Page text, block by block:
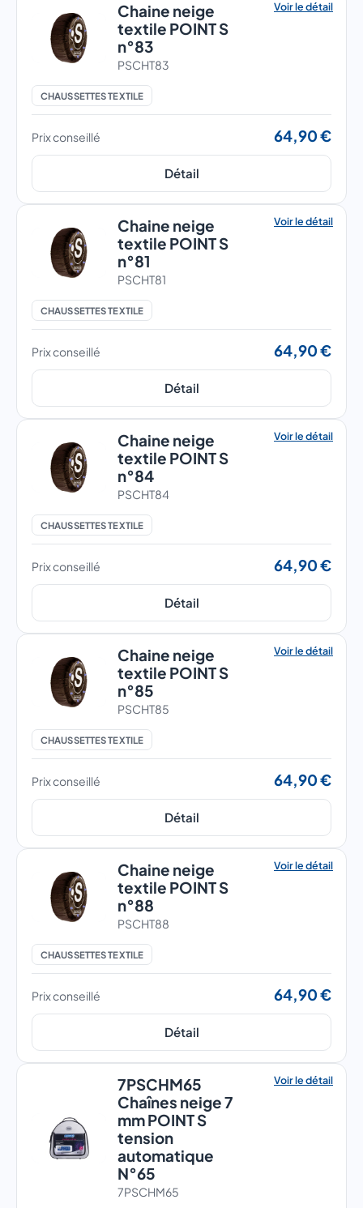
Chaine neige
textile POINT S
n°83
Voir le détail
PSCHT83
CHAUSSETTES TEXTILE
Prix conseillé 64,90 €
Détail
Chaine neige
textile POINT S
n°81
Voir le détail
PSCHT81
CHAUSSETTES TEXTILE
Prix conseillé 64,90 €
Détail
Chaine neige
textile POINT S
n°84
Voir le détail
PSCHT84
CHAUSSETTES TEXTILE
Prix conseillé 64,90 €
Détail
Chaine neige
textile POINT S
n°85
Voir le détail
PSCHT85
CHAUSSETTES TEXTILE
Prix conseillé 64,90 €
Détail
Chaine neige
textile POINT S
n°88
Voir le détail
PSCHT88
CHAUSSETTES TEXTILE
Prix conseillé 64,90 €
Détail
7PSCHM65
Chaînes neige 7
mm POINT S
tension
automatique
N°65
Voir le détail
7PSCHM65